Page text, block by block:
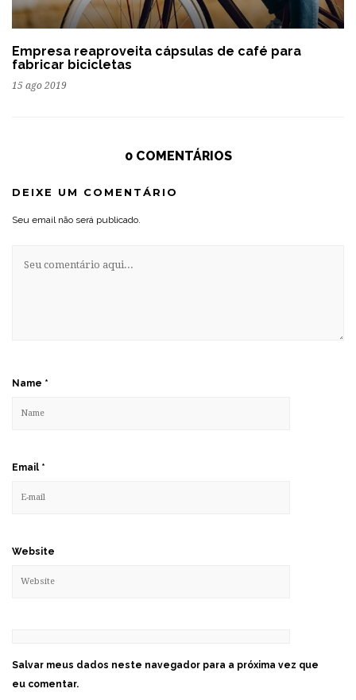
Empresa reaproveita cápsulas de café para
fabricar bicicletas
15 ago 2019
0 COMENTÁRIOS
DEIXE UM COMENTÁRIO
Seu email não será publicado.
Name *
Email *
Website
Salvar meus dados neste navegador para a próxima vez que
eu comentar.